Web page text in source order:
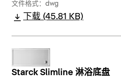
文件格式：dwg
下载 (45.81 KB)
Starck Slimline 淋浴底盘